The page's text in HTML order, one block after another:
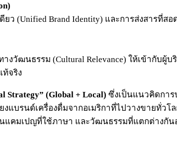
(Unified Brand Identity) และการส่งสารที่ส
วัฒนธรรม (Cultural Relevance) ให้เข้ากับ
ท้จริง
Strategy” (Global + Local) ซึ่งเป็นแนวคิดการ
งแบรนด์เครื่องดื่มจากอเมริกาที่ไปวางขายทั่ว
แคมเปญที่ใช้ภาษา และวัฒนธรรมที่แตกต่างกัน